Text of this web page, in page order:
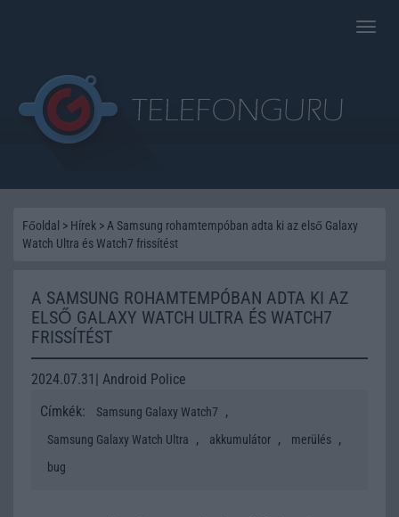
Toggle
Főoldal > Hírek > A Samsung rohamtempóban adta ki az első Galaxy
Watch Ultra és Watch7 frissítést
A SAMSUNG ROHAMTEMPÓBAN ADTA KI AZ
ELSŐ GALAXY WATCH ULTRA ÉS WATCH7
FRISSÍTÉST
2024.07.31| Android Police
Címkék:
Samsung Galaxy Watch7 ,
Samsung Galaxy Watch Ultra , akkumulátor , merülés ,
bug